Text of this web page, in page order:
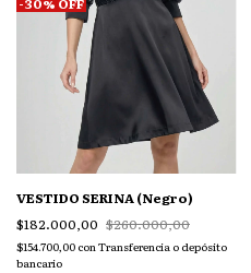
VESTIDO SERINA (Negro)
$182.000,00 $260.000,00
$154.700,00 con Transferencia o depósito
bancario